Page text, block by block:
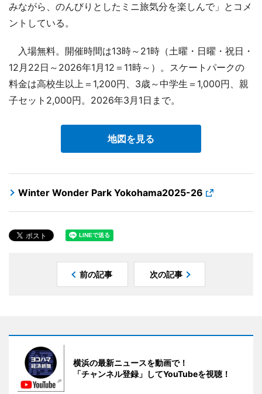
みながら、のんびりとしたミニ旅気分を楽しんで」とコメ
ントしている。
入場無料。開催時間は13時～21時（土曜・日曜・祝日・
12月22日～2026年1月12＝11時～）。スケートパークの
料金は高校生以上＝1,200円、3歳～中学生＝1,000円、親
子セット2,000円。2026年3月1日まで。
地図を見る
Winter Wonder Park Yokohama2025-26
前の記事 次の記事
横浜の最新ニュースを動画で！
「チャンネル登録」してYouTubeを視聴！